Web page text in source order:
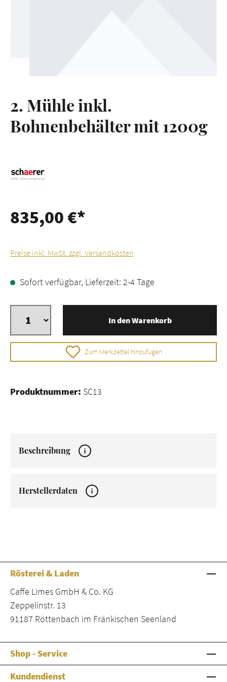
2. Mühle inkl.
Bohnenbehälter mit 1200g
835,00 €*
Preise inkl. MwSt. zzgl. Versandkosten
Sofort verfügbar, Lieferzeit: 2-4 Tage
In den Warenkorb
Zum Merkzettel hinzufügen
Produktnummer: SC13
Beschreibung
Herstellerdaten
Rösterei & Laden
Caffe Limes GmbH & Co. KG
Zeppelinstr. 13
91187 Röttenbach im Fränkischen Seenland
Shop - Service
Kundendienst